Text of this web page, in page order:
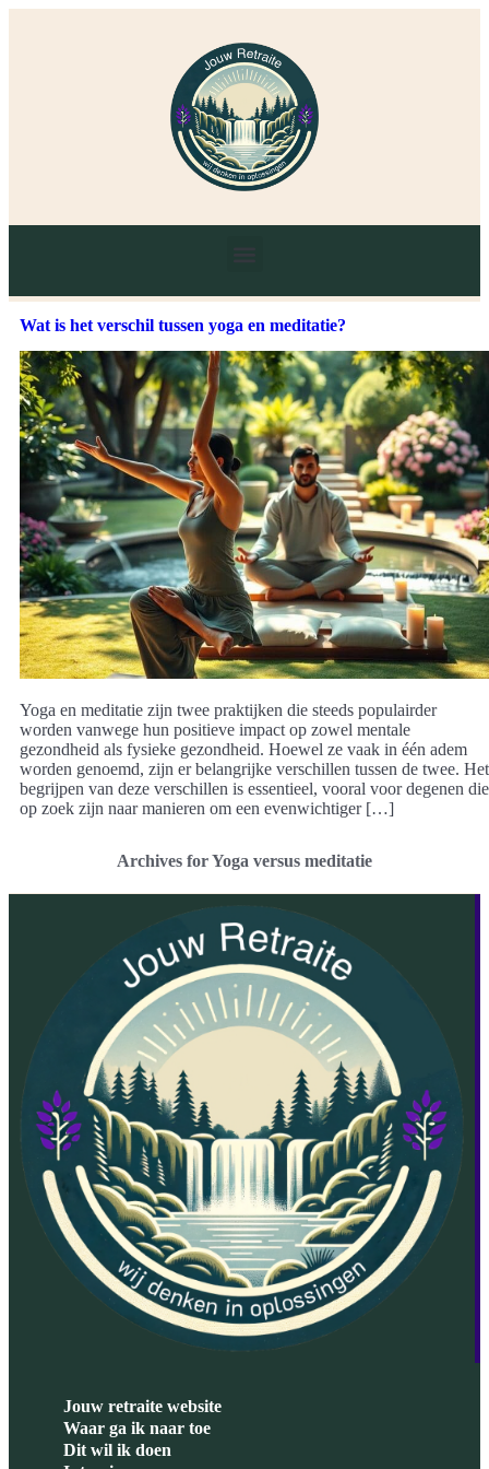
Wat is het verschil tussen yoga en meditatie?
Yoga en meditatie zijn twee praktijken die steeds populairder
worden vanwege hun positieve impact op zowel mentale
gezondheid als fysieke gezondheid. Hoewel ze vaak in één adem
worden genoemd, zijn er belangrijke verschillen tussen de twee. Het
begrijpen van deze verschillen is essentieel, vooral voor degenen die
op zoek zijn naar manieren om een evenwichtiger […]
Archives for Yoga versus meditatie
Jouw retraite website
Waar ga ik naar toe
Dit wil ik doen